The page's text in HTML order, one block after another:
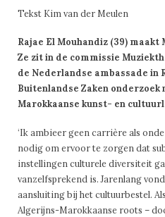
Tekst Kim van der Meulen
Rajae El Mouhandiz (39)
Ze zit in de commissie
de Nederlandse ambassade in
Buitenlandse Zaken
Marokkaanse kunst- en
‘Ik ambieer geen carrière als
nodig om ervoor te zorgen dat
instellingen culturele diversiteit
vanzelfsprekend is. Jarenlang
aansluiting bij het cultuurbestel.
Algerijns-Marokkaanse roots –